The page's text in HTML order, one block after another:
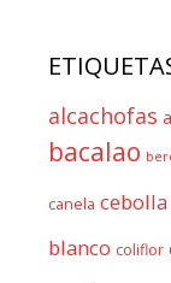
alcachofas
bacalao
canela cebolla
blanco coliflor